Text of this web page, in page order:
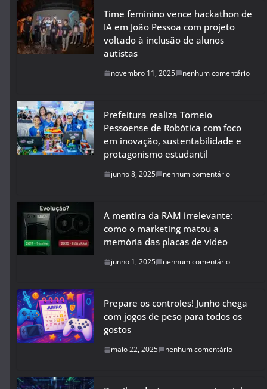
Time feminino vence hackathon de
IA em João Pessoa com projeto
voltado à inclusão de alunos
autistas
novembro 11, 2025 nenhum comentário
Prefeitura realiza Torneio
Pessoense de Robótica com foco
em inovação, sustentabilidade e
protagonismo estudantil
junho 8, 2025 nenhum comentário
A mentira da RAM irrelevante:
como o marketing matou a
memória das placas de vídeo
junho 1, 2025 nenhum comentário
Prepare os controles! Junho chega
com jogos de peso para todos os
gostos
maio 22, 2025 nenhum comentário